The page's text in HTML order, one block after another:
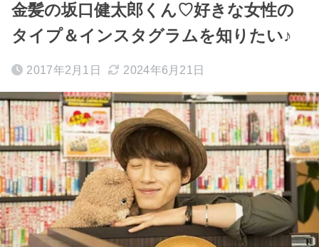
金髪の坂口健太郎くん♡好きな女性の
タイプ＆インスタグラムを知りたい♪
2017年2月1日 2024年6月21日